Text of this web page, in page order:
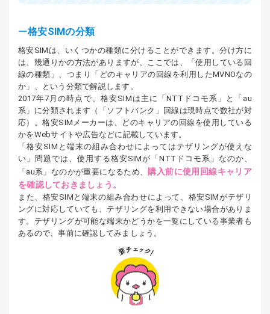
格安SIMの分類
格安SIMは、いくつかの種類に分けることができます。分け方に
は、幾通りかの方法がありますが、ここでは、「使用している回
線の種類」、つまり「どのキャリアの回線を利用したMVNOなの
か」、という分類で解説します。
2017年7月の時点で、格安SIMは主に「NTTドコモ系」と「au
系」に分類されます（「ソフトバンク」回線は現時点で数社が対
応）。格安SIMメーカーは、どのキャリアの回線を使用している
かをWebサイトや広告などに記載しています。
「格安SIMと端末の組み合わせによってはテザリングが使えな
い」問題では、使用する格安SIMが「NTTドコモ系」なのか、
「au系」なのかが重要になるため、購入前に使用回線キャリア
を確認しておきましょう。
また、格安SIMと端末の組み合わせによって、格安SIMがテザリ
ングに対応していても、テザリングを利用できない場合がありま
す。テザリングが可能な端末かどうかを一覧にしている事業者も
あるので、事前に確認してみましょう。